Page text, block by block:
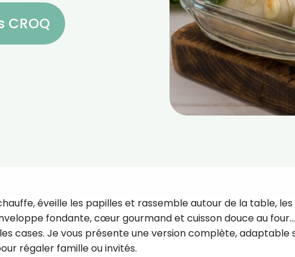
CROQ
éveille les papilles et rassemble autour de la table, les
fondante, cœur gourmand et cuisson douce au four…
cases. Je vous présente une version complète, adaptable
régaler famille ou invités.